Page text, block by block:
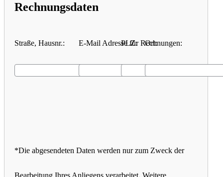
Rechnungsdaten
Straße, Hausnr.: E-Mail Adresse für Rechnungen:
PLZ: Ort:
*Die abgesendeten Daten werden nur zum Zweck der
Bearbeitung Ihres Anliegens verarbeitet. Weitere